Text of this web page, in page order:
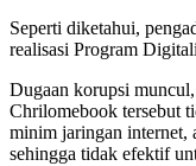
Seperti diketahui,
realisasi Program
Dugaan korupsi
Chrilomebook tersebut
minim jaringan internet,
sehingga tidak efektif